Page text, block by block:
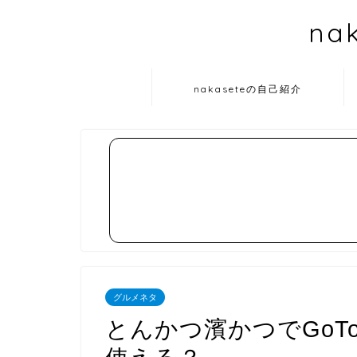
nakaseteの自己紹介
グルメネタ
とんかつ濱かつで